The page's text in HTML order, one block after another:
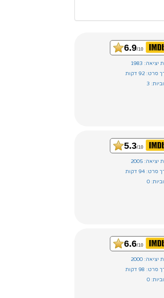
6.9/10
1983
סרט: 92 דקות
3
5.3/10
2005
סרט: 94 דקות
0
6.6/10
2000
סרט: 98 דקות
0